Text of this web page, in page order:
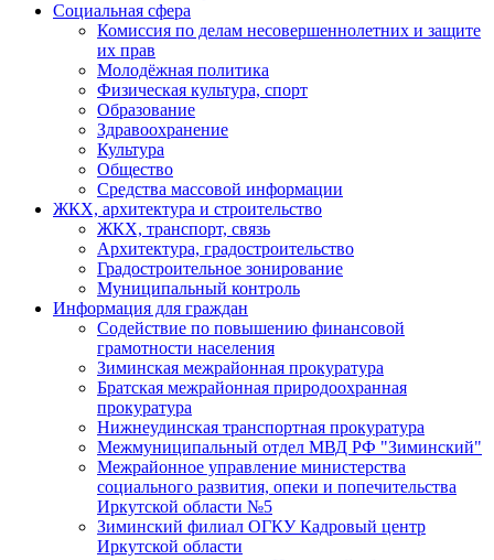
Социальная сфера
Комиссия по делам несовершеннолетних и защите
их прав
Молодёжная политика
Физическая культура, спорт
Образование
Здравоохранение
Культура
Общество
Средства массовой информации
ЖКХ, архитектура и строительство
ЖКХ, транспорт, связь
Архитектура, градостроительство
Градостроительное зонирование
Муниципальный контроль
Информация для граждан
Содействие по повышению финансовой
грамотности населения
Зиминская межрайонная прокуратура
Братская межрайонная природоохранная
прокуратура
Нижнеудинская транспортная прокуратура
Межмуниципальный отдел МВД РФ "Зиминский"
Межрайонное управление министерства
социального развития, опеки и попечительства
Иркутской области №5
Зиминский филиал ОГКУ Кадровый центр
Иркутской области